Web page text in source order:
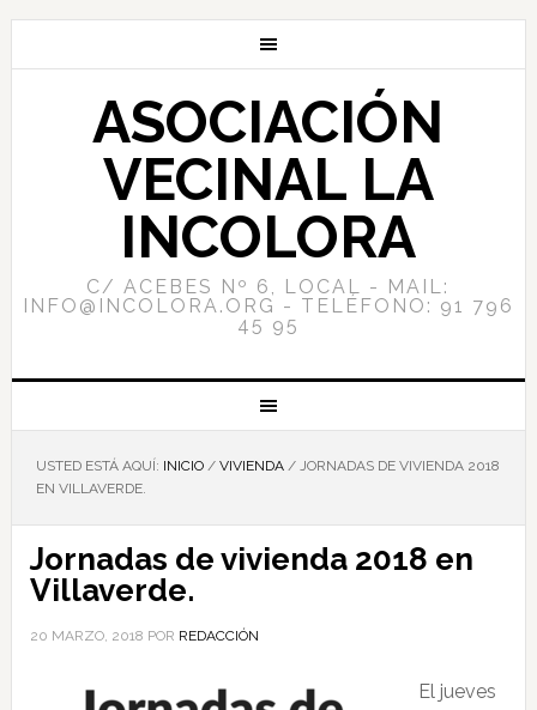
ASOCIACIÓN
VECINAL LA
INCOLORA
C/ ACEBES Nº 6, LOCAL - MAIL:
INFO@INCOLORA.ORG - TELÉFONO: 91 796
45 95
USTED ESTÁ AQUÍ: INICIO / VIVIENDA /JORNADAS DE VIVIENDA 2018
EN VILLAVERDE.
Jornadas de vivienda 2018 en
Villaverde.
20 MARZO, 2018 POR REDACCIÓN
El jueves